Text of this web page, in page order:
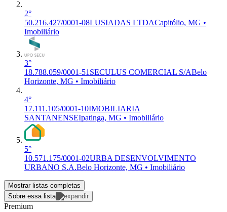
2°
50.216.427/0001-08LUSIADAS LTDACapitólio, MG •
Imobiliário
3°
18.788.059/0001-51 SECULUS COMERCIAL S/ABelo
Horizonte, MG • Imobiliário
4°
17.111.105/0001-10IMOBILIARIA
SANTANENSEIpatinga, MG • Imobiliário
5°
10.571.175/0001-02URBA DESENVOLVIMENTO
URBANO S.A.Belo Horizonte, MG • Imobiliário
Mostrar listas completas
Sobre essa lista
Premium